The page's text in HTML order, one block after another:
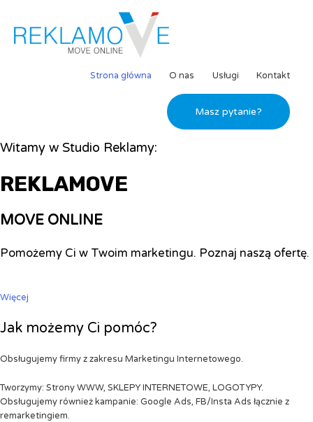
Strona główna O nas Usługi Kontakt
Masz pytanie?
Witamy w Studio Reklamy:
REKLAMOVE
MOVE ONLINE
Pomożemy Ci w Twoim marketingu. Poznaj naszą ofertę.
Więcej
Jak możemy Ci pomóc?
Obsługujemy firmy z zakresu Marketingu Internetowego.
Tworzymy: Strony WWW, SKLEPY INTERNETOWE, LOGOTYPY.
Obsługujemy również kampanie: Google Ads, FB/Insta Ads łącznie z
remarketingiem.